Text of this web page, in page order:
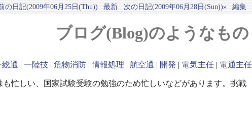
の日記(2009年06月25日(Thu)) 最新 次の日記(2009年06月28日(Sun))» 編集
ブログ(Blog)のようなもの
総通 | 一陸技 | 危物消防 |情報処理 | 航空通 | 開発 | 電気主任 | 電通主任
忙しい、国家試験受験の勉強のため忙しいなどがあります。挑戦